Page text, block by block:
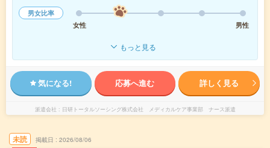
男女比率
女性
男性
もっと見る
気になる! 応募へ進む 詳しく見る
派遣会社 日研トータルソーシング株式会社 メディカルケア事業部 ナース派遣
未読 掲載日 2026/08/06